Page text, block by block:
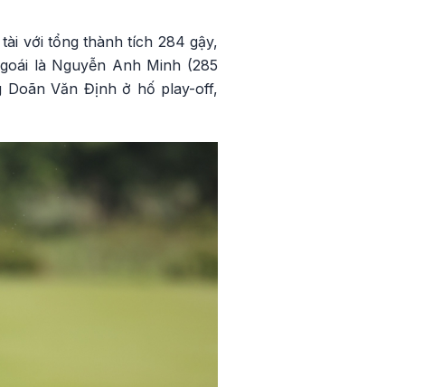
với tổng thành tích 284 gậy,
là Nguyễn Anh Minh (285
Doãn Văn Định ở hố play-off,